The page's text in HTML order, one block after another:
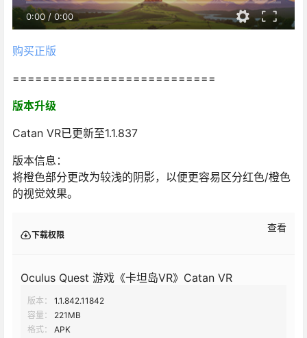
0:00 / 0:00
购买正版
===========================
版本升级
Catan VR已更新至1.1.837
版本信息：
将橙色部分更改为较浅的阴影，以便更容易区分红色/橙色
的视觉效果。
下载权限
查看
Oculus Quest 游戏《卡坦岛VR》Catan VR
版本：
1.1.842.11842
容量：
221MB
格式：
APK